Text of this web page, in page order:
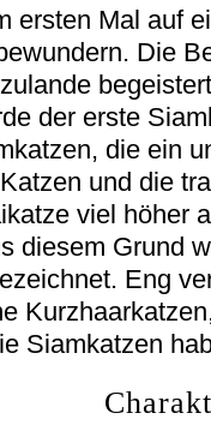
ersten Mal auf
Die
der erste
die ein
und die
viel höher
diesem Grund
Eng
Siamkatzen